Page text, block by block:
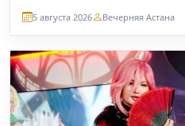
5 августа 2026 Вечерняя Астана